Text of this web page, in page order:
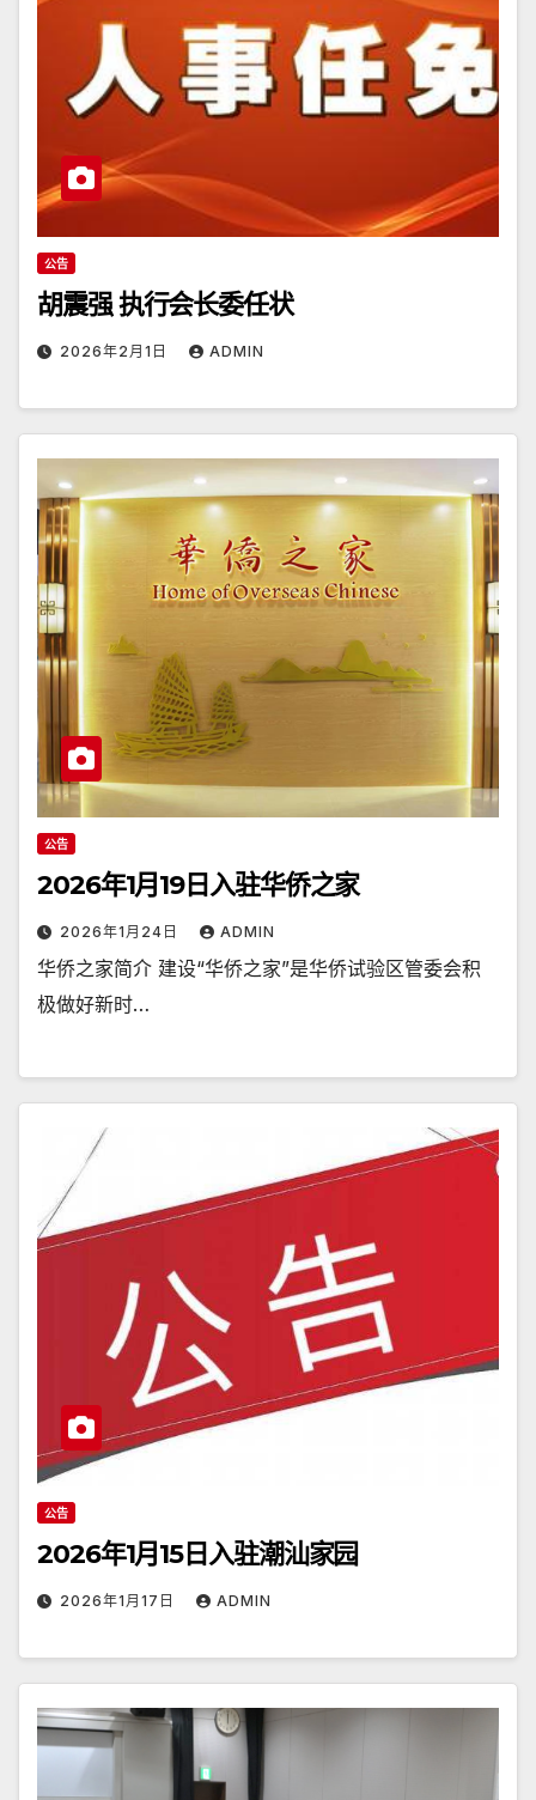
公告
胡震强 执行会长委任状
2026年2月1日 ADMIN
公告
2026年1月19日入驻华侨之家
2026年1月24日 ADMIN
华侨之家简介 建设“华侨之家”是华侨试验区管委会积
极做好新时…
公告
2026年1月15日入驻潮汕家园
2026年1月17日 ADMIN